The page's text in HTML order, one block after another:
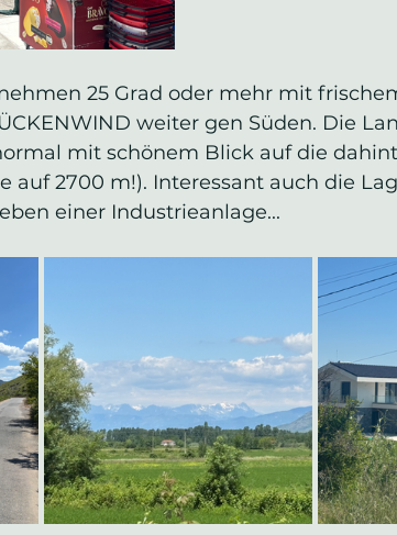
25 Grad oder mehr mit
weiter gen Süden. Die
mit schönem Blick auf die
auf 2700 m!). Interessant auch die
einer Industrieanlage...